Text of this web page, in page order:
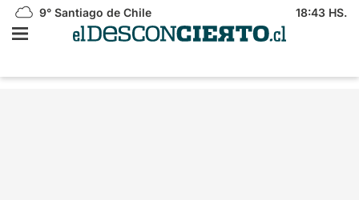
9° Santiago de Chile 18:43 HS.